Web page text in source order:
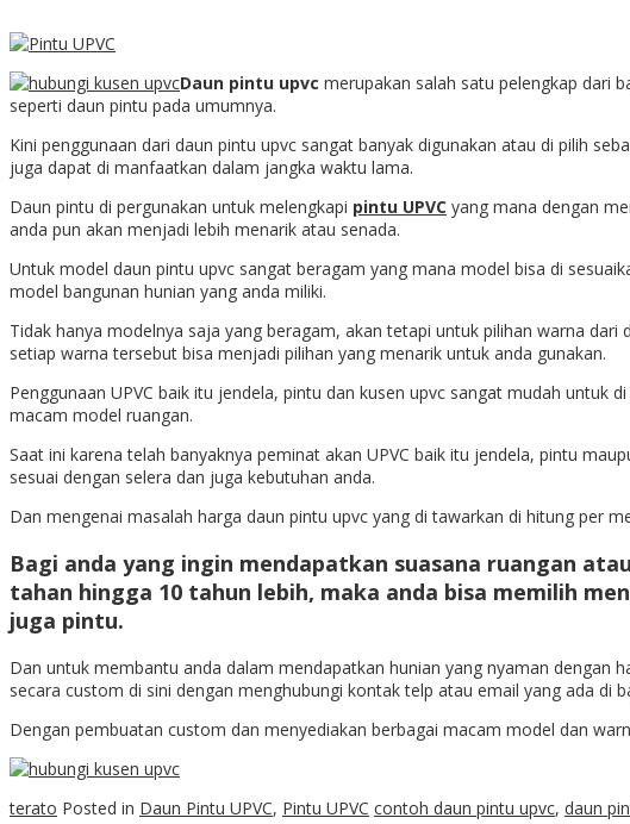
Daun pintu upvc merupakan salah satu pelengkap dari
seperti daun pintu pada umumnya.
Kini penggunaan dari daun pintu upvc sangat banyak digunakan atau di pilih
juga dapat di manfaatkan dalam jangka waktu lama.
Daun pintu di pergunakan untuk melengkapi pintu UPVC yang mana dengan
anda pun akan menjadi lebih menarik atau senada.
Untuk model daun pintu upvc sangat beragam yang mana model bisa di
model bangunan hunian yang anda miliki.
Tidak hanya modelnya saja yang beragam, akan tetapi untuk pilihan warna
setiap warna tersebut bisa menjadi pilihan yang menarik untuk anda gunakan.
Penggunaan UPVC baik itu jendela, pintu dan kusen upvc sangat mudah untuk
macam model ruangan.
Saat ini karena telah banyaknya peminat akan UPVC baik itu jendela, pintu
sesuai dengan selera dan juga kebutuhan anda.
Dan mengenai masalah harga daun pintu upvc yang di tawarkan di hitung per
Bagi anda yang ingin mendapatkan suasana ruangan
tahan hingga 10 tahun lebih, maka anda bisa memilih
juga pintu.
Dan untuk membantu anda dalam mendapatkan hunian yang nyaman dengan
secara custom di sini dengan menghubungi kontak telp atau email yang ada di
Dengan pembuatan custom dan menyediakan berbagai macam model dan
terato Posted in Daun Pintu UPVC, Pintu UPVC contoh daun pintu upvc, daun